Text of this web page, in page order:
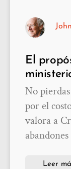
El
No
por el
valora a
Leer